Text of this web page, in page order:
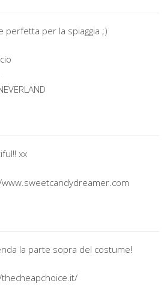
perfetta per la spiaggia ;)
xx
la parte sopra del costume!